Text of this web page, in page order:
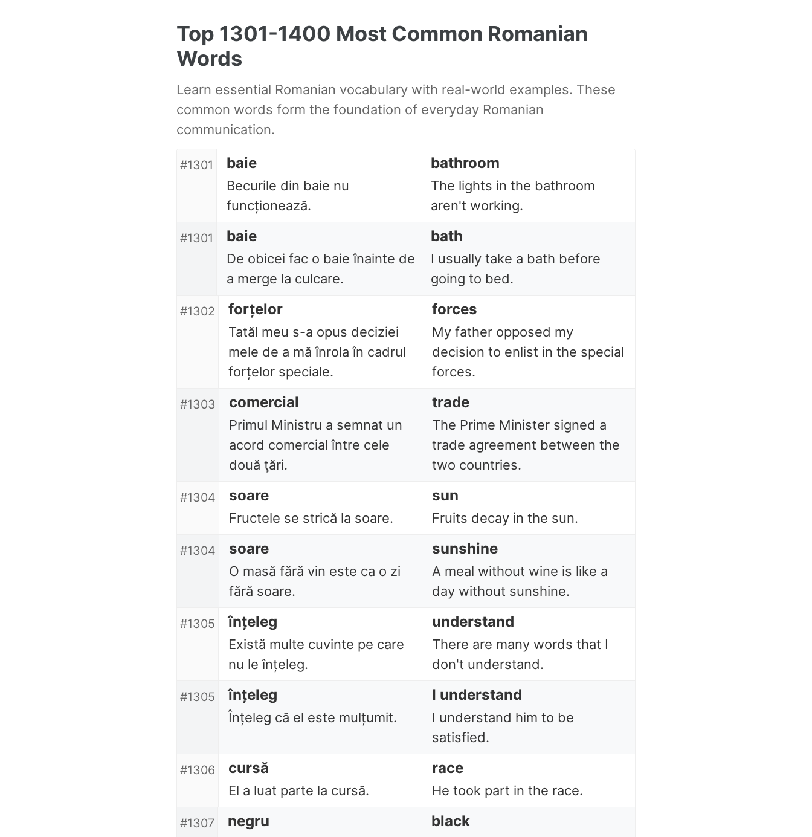
Top 1301-1400 Most Common Romanian
Words
Learn essential Romanian vocabulary with real-world examples. These
common words form the foundation of everyday Romanian
communication.
#1301 baie bathroom
Becurile din baie nu
funcționează.
The lights in the bathroom
aren't working.
#1301 baie bath
De obicei fac o baie înainte de
a merge la culcare.
I usually take a bath before
going to bed.
#1302 forțelor forces
Tatăl meu s-a opus deciziei
mele de a mă înrola în cadrul
forțelor speciale.
My father opposed my
decision to enlist in the special
forces.
#1303 comercial trade
Primul Ministru a semnat un
acord comercial între cele
două ţări.
The Prime Minister signed a
trade agreement between the
two countries.
#1304 soare sun
Fructele se strică la soare. Fruits decay in the sun.
#1304 soare sunshine
O masă fără vin este ca o zi
fără soare.
A meal without wine is like a
day without sunshine.
#1305 înțeleg understand
Există multe cuvinte pe care
nu le înțeleg.
There are many words that I
don't understand.
#1305 înțeleg I understand
Înțeleg că el este mulțumit.
I understand him to be
satisfied.
#1306 cursă race
El a luat parte la cursă. He took part in the race.
#1307 negru black